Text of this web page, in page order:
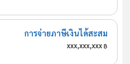
การจ่ายภาษีเงินได้สะสม
xxx,xxx,xxx฿